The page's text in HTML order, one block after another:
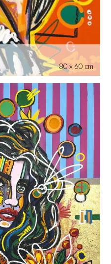
80 x 60 cm